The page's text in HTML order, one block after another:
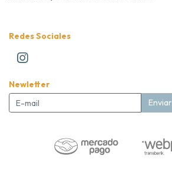
Redes Sociales
Newletter
Enviar